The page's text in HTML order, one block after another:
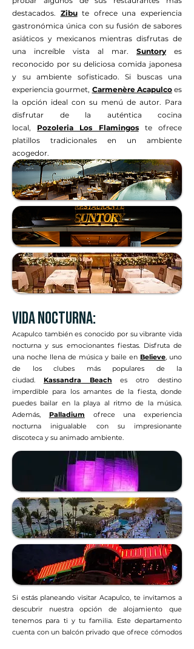
destacados. Zibute ofrece una experiencia
gastronómica única con su fusión de sabores
asiáticos y mexicanos mientras disfrutas de
una increíble vista al mar. Suntory es
reconocido por su deliciosa comida japonesa
y su ambiente sofisticado. Si buscas una
experiencia gourmet, Carmenère Acapulcoes
la opción ideal con su menú de autor. Para
disfrutar de la auténtica cocina
local, Pozoleria Los Flamingos
te ofrece
platillos tradicionales en un ambiente
acogedor.
vida nocturna:
Acapulco también es conocido por su vibrante vida
nocturna y sus emocionantes fiestas. Disfruta de
una noche llena de música y baile en Believe , uno
de los clubes más populares de la
ciudad.
Kassandra Beach es otro destino
imperdible para los amantes de la fiesta, donde
puedes bailar en la playa al ritmo de la música.
Además, Palladium
ofrece una experiencia
nocturna inigualable con su impresionante
discoteca y su animado ambiente.
Si estás planeando visitar Acapulco, te invitamos a
descubrir nuestra opción de alojamiento que
tenemos para ti y tu familia. Este departamento
cuenta con un balcón privado que ofrece cómodos